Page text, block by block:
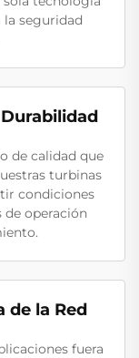
seguridad
de calidad que
turbinas
condiciones
de operación
de la Red
fuera